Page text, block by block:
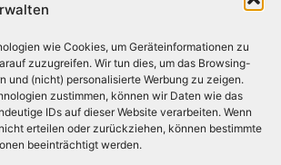
wie Cookies, um Geräteinformationen zu
zuzugreifen. Wir tun dies, um das Browsing-
und (nicht) personalisierte Werbung zu zeigen.
zustimmen, können wir Daten wie das
IDs auf dieser Website verarbeiten. Wenn
erteilen oder zurückziehen, können bestimmte
beeinträchtigt werden.
Social Media